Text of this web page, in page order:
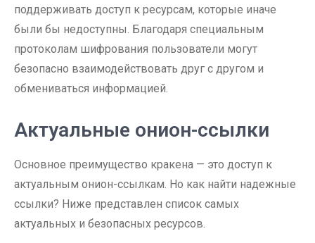
поддерживать доступ к ресурсам, которые иначе
были бы недоступны. Благодаря специальным
протоколам шифрования пользователи могут
безопасно взаимодействовать друг с другом и
обмениваться информацией.
Актуальные онион-ссылки
Основное преимущество кракена — это доступ к
актуальным онион-ссылкам. Но как найти надежные
ссылки? Ниже представлен список самых
актуальных и безопасных ресурсов.